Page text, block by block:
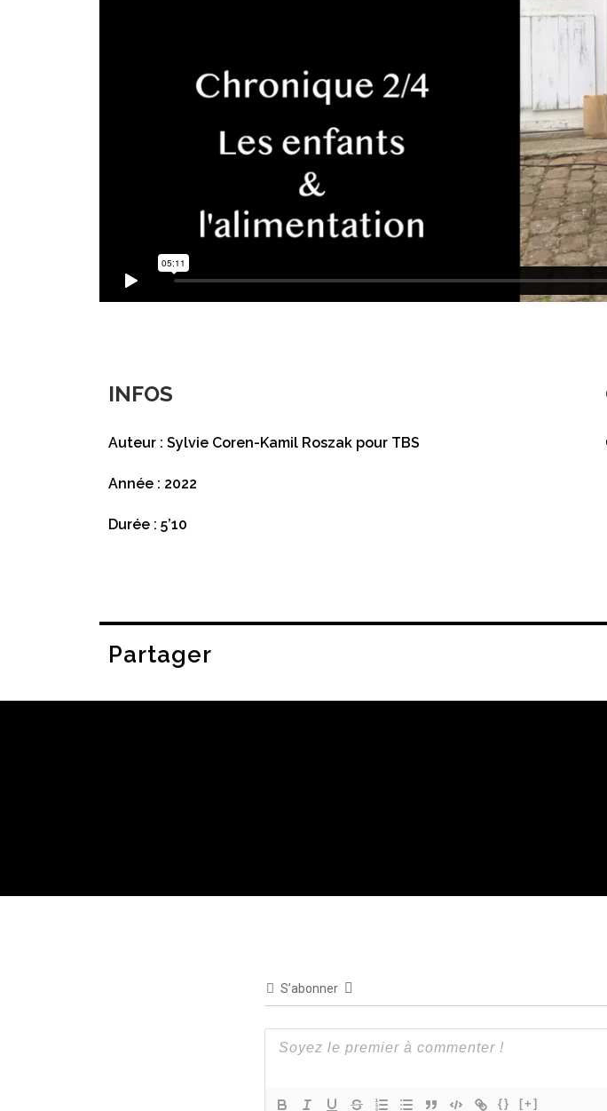
INFOS
Auteur : Sylvie Coren-Kamil Roszak pour TBS
Année : 2022
Durée : 5’10
Partager
S’abonner
{} [+]